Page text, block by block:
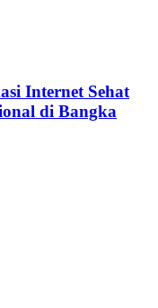
Internet Sehat
di Bangka